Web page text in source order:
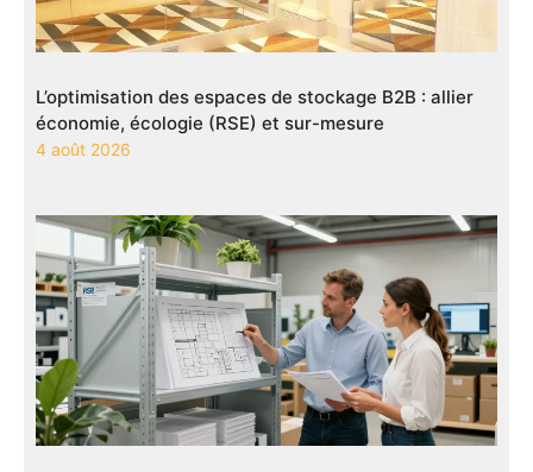
L’optimisation des espaces de stockage B2B : allier
économie, écologie (RSE) et sur-mesure
4 août 2026